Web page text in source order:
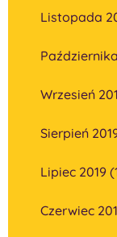
Listopada
Wrzesień
Sierpień
Lipiec 2019
Czerwiec